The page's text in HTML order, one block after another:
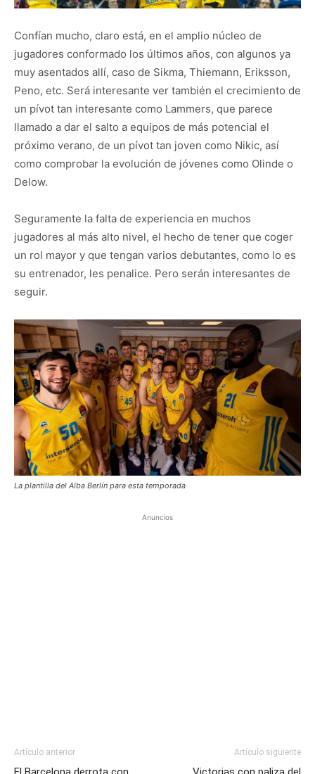
Confían mucho, claro está, en el amplio núcleo de
jugadores conformado los últimos años, con algunos ya
muy asentados allí, caso de Sikma, Thiemann, Eriksson,
Peno, etc. Será interesante ver también el crecimiento de
un pívot tan interesante como Lammers, que parece
llamado a dar el salto a equipos de más potencial el
próximo verano, de un pívot tan joven como Nikic, así
como comprobar la evolución de jóvenes como Olinde o
Delow.
Seguramente la falta de experiencia en muchos
jugadores al más alto nivel, el hecho de tener que coger
un rol mayor y que tengan varios debutantes, como lo es
su entrenador, les penalice. Pero serán interesantes de
seguir.
La plantilla del Alba Berlín para esta temporada
Anuncios
Artículo anterior Artículo siguiente